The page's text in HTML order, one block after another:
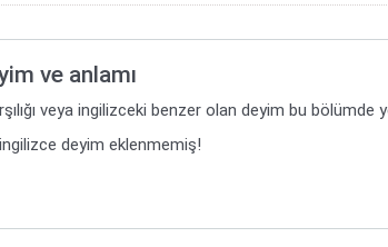
ve anlamı
veya ingilizceki benzer olan deyim bu bölümde
deyim eklenmemiş!